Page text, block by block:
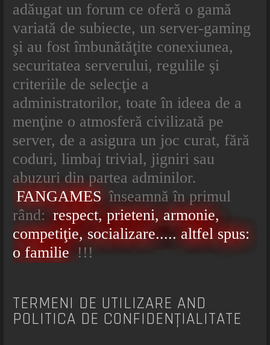
adăugat un forum ce oferă o gamă
variată de subiecte, un server-gaming
şi au fost îmbunătăţite conexiunea,
securitatea serverului, regulile şi
criteriile de selecţie a
administratorilor, toate în ideea de a
menţine o atmosferă civilizată pe
server, de a asigura un joc curat, fără
coduri, limbaj trivial, jigniri sau
abuzuri din partea adminilor.
FANGAMES înseamnă în primul
rând: respect, prieteni, armonie,
competiţie, socializare..... altfel spus:
o familie !!!
TERMENI DE UTILIZARE AND
POLITICA DE CONFIDENŢIALITATE